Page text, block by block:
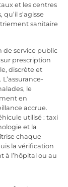
et les centres
s’agisse
sanitaire
de service public
prescription
discrète et
le
en
accrue.
utilisé : taxi
et la
chaque
la vérification
à l’hôpital ou au